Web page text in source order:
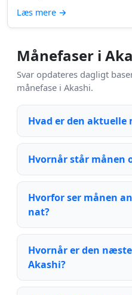
Læs mere →
Månefaser i
Svar opdateres dagligt
månefase i Akashi.
Hvad er den aktuelle
Hvornår står månen
Hvorfor ser månen
nat?
Hvornår er den
Akashi?